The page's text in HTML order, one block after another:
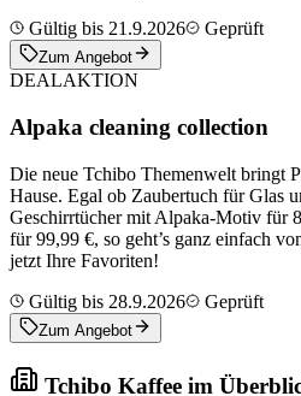
Gültig bis 21.9.2026
Geprüft
Zum Angebot
DEALAKTION
Alpaka cleaning collection
Die neue Tchibo Themenwelt bringt
Hause. Egal ob Zaubertuch für Glas
Geschirrtücher mit Alpaka-Motiv für
für 99,99 €, so geht’s ganz einfach
jetzt Ihre Favoriten!
Gültig bis 28.9.2026
Geprüft
Zum Angebot
Tchibo Kaffee im